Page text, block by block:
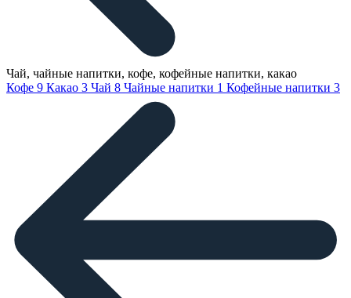
Чай, чайные напитки, кофе, кофейные напитки, какао
Кофе 9 Какао 3 Чай 8 Чайные напитки 1 Кофейные напитки 3